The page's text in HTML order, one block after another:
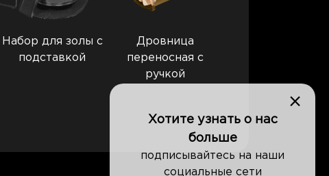
Набор для золы с
подставкой
Дровница
переносная с
ручкой
×
Хотите узнать о нас
больше
подписывайтесь на наши
социальные сети